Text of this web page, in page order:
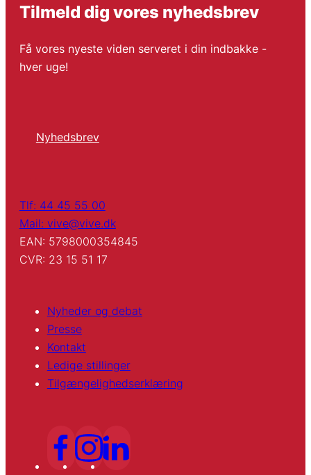
Tilmeld dig vores nyhedsbrev
Få vores nyeste viden serveret i din indbakke -
hver uge!
Nyhedsbrev
Tlf: 44 45 55 00
Mail: vive@vive.dk
EAN: 5798000354845
CVR: 23 15 51 17
Nyheder og debat
Presse
Kontakt
Ledige stillinger
Tilgængelighedserklæring